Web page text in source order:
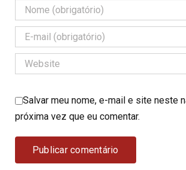
Salvar meu nome, e-mail e site neste
próxima vez que eu comentar.